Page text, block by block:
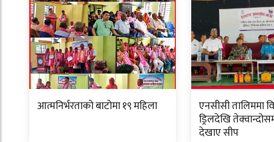
आत्मनिर्भरताको बाटोमा १९ महिला एनसीसी तालिममा
ड्रिलदेखि
देखाए सीप